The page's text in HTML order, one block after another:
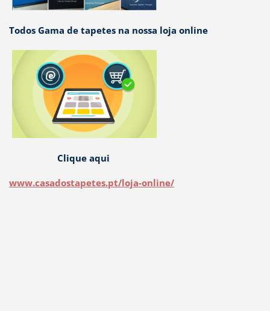
Todos Gama de tapetes na nossa loja online
Clique aqui
www.casadostapetes.pt/loja-online/